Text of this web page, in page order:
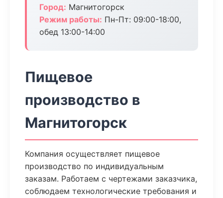
Город: Магнитогорск
Режим работы: Пн-Пт: 09:00-18:00,
обед 13:00-14:00
Пищевое
производство в
Магнитогорск
Компания осуществляет пищевое
производство по индивидуальным
заказам. Работаем с чертежами заказчика,
соблюдаем технологические требования и